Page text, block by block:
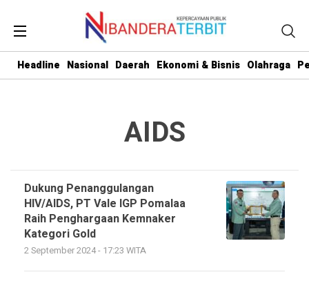
Headline Nasional Daerah Ekonomi & Bisnis Olahraga
AIDS
Dukung Penanggulangan
HIV/AIDS, PT Vale IGP Pomalaa
Raih Penghargaan Kemnaker
Kategori Gold
2 September 2024 - 17:23 WITA